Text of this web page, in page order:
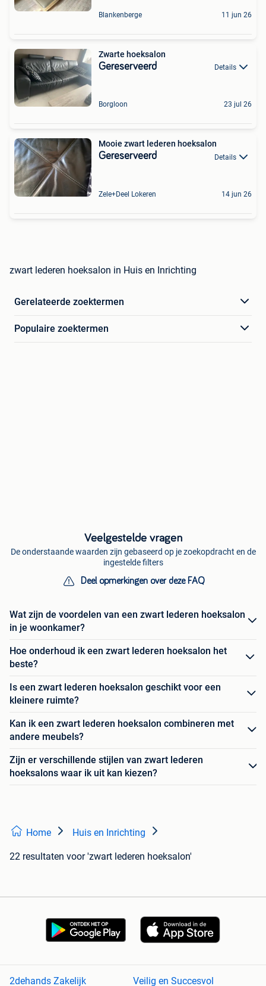
Blankenberge 11 jun 26
Zwarte hoeksalon
Gereserveerd Details
Borgloon 23 jul 26
Mooie zwart lederen hoeksalon
Gereserveerd Details
Zele+Deel Lokeren 14 jun 26
zwart lederen hoeksalon in Huis en Inrichting
Gerelateerde zoektermen
Populaire zoektermen
Veelgestelde vragen
De onderstaande waarden zijn gebaseerd op je zoekopdracht en de
ingestelde filters
Deel opmerkingen over deze FAQ
Wat zijn de voordelen van een zwart lederen hoeksalon
in je woonkamer?
Hoe onderhoud ik een zwart lederen hoeksalon het
beste?
Is een zwart lederen hoeksalon geschikt voor een
kleinere ruimte?
Kan ik een zwart lederen hoeksalon combineren met
andere meubels?
Zijn er verschillende stijlen van zwart lederen
hoeksalons waar ik uit kan kiezen?
Home Huis en Inrichting
22 resultaten voor 'zwart lederen hoeksalon'
2dehands Zakelijk Veilig en Succesvol